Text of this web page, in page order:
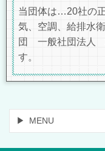
当団体は…20社の
気、空調、給排水
団 一般社団法人
す。
MENU